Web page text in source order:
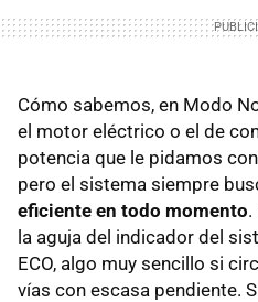
Cómo sabemos, en Modo
el motor eléctrico o el de
potencia que le pidamos
pero el sistema siempre
eficiente en todo momento.
la aguja del indicador del
ECO, algo muy sencillo si
vías con escasa pendiente.